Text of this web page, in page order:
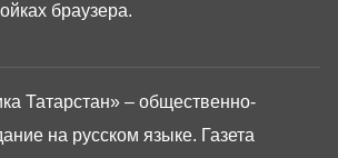
Татарстан» – общественно-
на русском языке. Газета
браузера.